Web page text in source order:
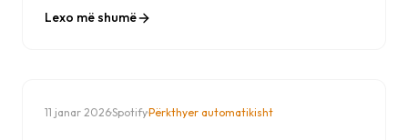
krijuese të asistuar nga IA.
Lexo më shumë
11 janar 2026·Spotify·Përkthyer automatikisht